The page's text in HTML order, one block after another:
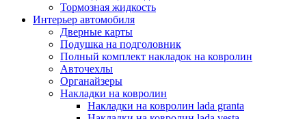
Тормозная жидкость
Интерьер автомобиля
Дверные карты
Подушка на подголовник
Полный комплект накладок на ковролин
Авточехлы
Органайзеры
Накладки на ковролин
Накладки на ковролин lada granta